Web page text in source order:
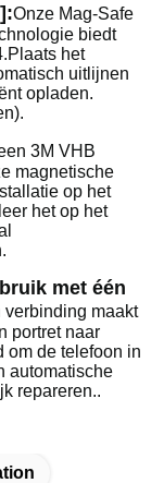
Onze Mag-Safe
biedt
het
uitlijnen
opladen.
3M VHB
magnetische
op het
het op het
met één
verbinding maakt
portret naar
om de telefoon in
automatische
repareren..